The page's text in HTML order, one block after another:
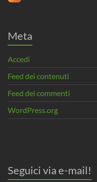
Meta
Accedi
Feed dei contenuti
Feed dei commenti
WordPress.org
Seguici via e-mail!